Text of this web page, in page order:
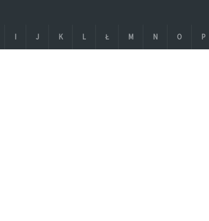
I J K L Ł M N O P